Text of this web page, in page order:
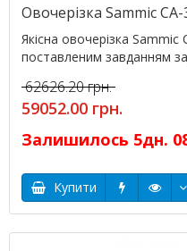
Овочерізка Sammic CA-
Якісна овочерізка Sammic
поставленим завданням
62626.20 грн.
59052.00 грн.
Залишилось 5дн.
Купити